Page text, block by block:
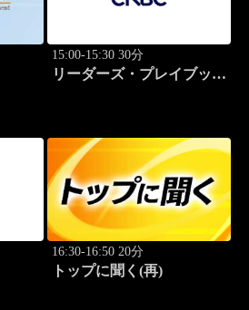
15:00-15:30 30分
リーダーズ・プレイブック
16:30-16:50 20分
トップに聞く(再)